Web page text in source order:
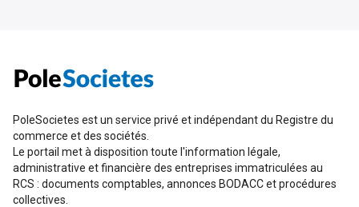
PoleSocietes est un service privé et indépendant du Registre du
commerce et des sociétés.
Le portail met à disposition toute l'information légale,
administrative et financière des entreprises immatriculées au
RCS : documents comptables, annonces BODACC et procédures
collectives.